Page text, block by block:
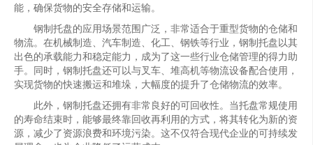
能，确保货物的安全存储和运输。
钢制托盘的应用场景范围广泛，非常适合于重型货物的仓储和
物流。在机械制造、汽车制造、化工、钢铁等行业，钢制托盘以其
出色的承载能力和稳定能力，成为了这一些行业仓储管理的得力助
手。同时，钢制托盘还可以与叉车、堆高机等物流设备配合使用，
实现货物的快速搬运和堆垛，大幅度的提升了仓储物流的效率。
此外，钢制托盘还拥有非常良好的可回收性。当托盘常规使用
的寿命结束时，能够最终靠回收再利用的方式，将其转化为新的资
源，减少了资源浪费和环境污染。这不仅符合现代企业的可持续发